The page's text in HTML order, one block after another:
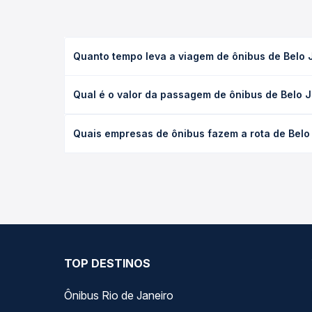
Quanto tempo leva a viagem de ônibus de Belo
(convencional, executivo ou leito) e as condições
Qual é o valor da passagem de ônibus de Belo
empresa, o tipo de poltrona e a antecedência da
Quais empresas de ônibus fazem a rota de
TOP DESTINOS
Ônibus Rio de Janeiro